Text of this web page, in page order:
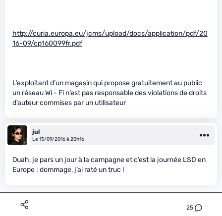
25
http://curia.europa.eu/jcms/upload/docs/application/pdf/20
16-09/cp160099fr.pdf
L’exploitant d’un magasin qui propose gratuitement au public
un réseau Wi - Fi n’est pas responsable des violations de droits
d’auteur commises par un utilisateur
jul
Le 15/09/2016 à 20h16
Ouah, je pars un jour à la campagne et c’est la journée LSD en
Europe : dommage, j’ai raté un truc !